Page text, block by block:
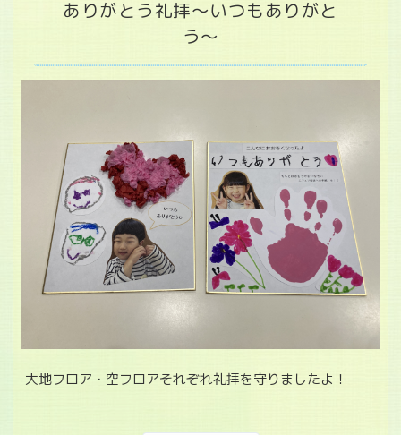
ありがとう礼拝～いつもありがと
う～
大地フロア・空フロアそれぞれ礼拝を守りましたよ！